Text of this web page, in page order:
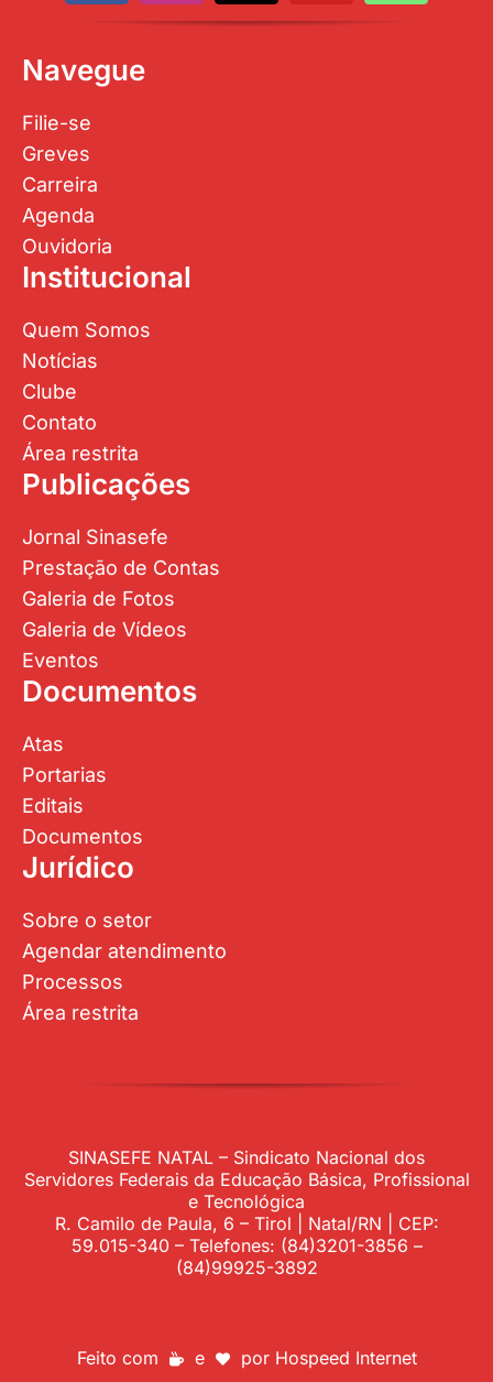
Navegue
Filie-se
Greves
Carreira
Agenda
Ouvidoria
Institucional
Quem Somos
Notícias
Clube
Contato
Área restrita
Publicações
Jornal Sinasefe
Prestação de Contas
Galeria de Fotos
Galeria de Vídeos
Eventos
Documentos
Atas
Portarias
Editais
Documentos
Jurídico
Sobre o setor
Agendar atendimento
Processos
Área restrita
SINASEFE NATAL – Sindicato Nacional dos
Servidores Federais da Educação Básica, Profissional
e Tecnológica
R. Camilo de Paula, 6 – Tirol | Natal/RN | CEP:
59.015-340 – Telefones: (84)3201-3856 –
(84)99925-3892
Feito com e por Hospeed Internet